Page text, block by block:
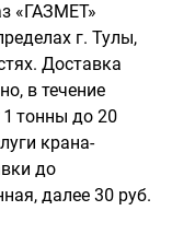
«ГАЗМЕТ»
г. Тулы,
Доставка
в течение
1 тонны до 20
крана-
до
далее 30 руб.